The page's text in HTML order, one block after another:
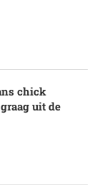
chick
uit de